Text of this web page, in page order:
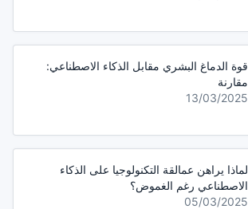
قوة الدماغ البشري مقابل الذكاء الاصطناعي:
مقارنة
13/03/2025
لماذا يراهن عمالقة التكنولوجيا على الذكاء
الاصطناعي رغم الغموض؟
05/03/2025